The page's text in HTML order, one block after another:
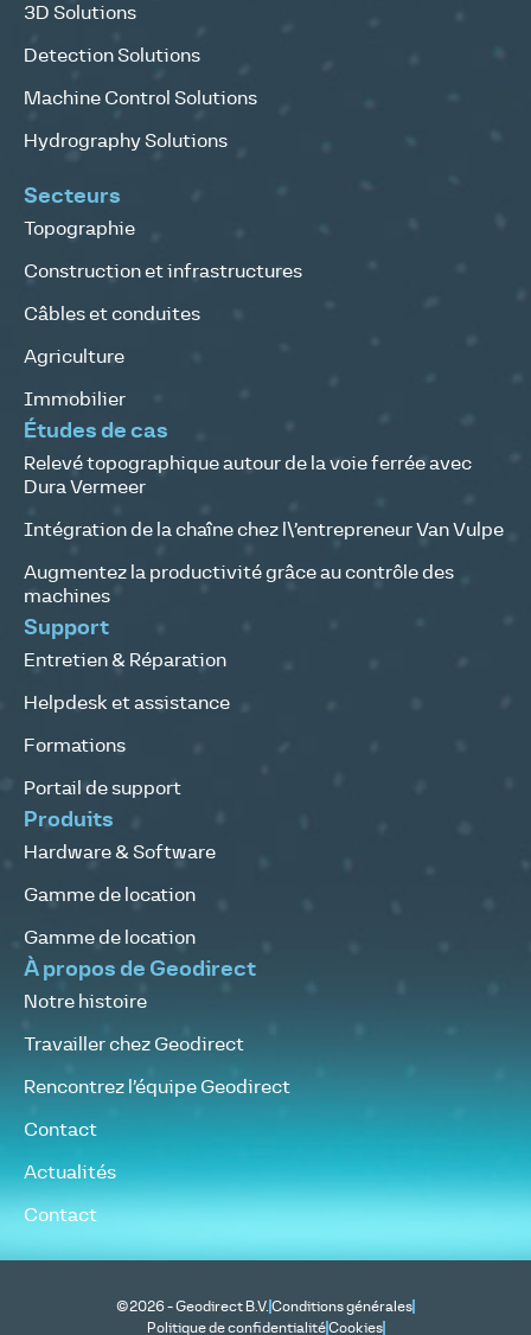
3D Solutions
Detection Solutions
Machine Control Solutions
Hydrography Solutions
Secteurs
Topographie
Construction et infrastructures
Câbles et conduites
Agriculture
Immobilier
Études de cas
Relevé topographique autour de la voie ferrée avec
Dura Vermeer
Intégration de la chaîne chez l\’entrepreneur Van Vulpe
Augmentez la productivité grâce au contrôle des
machines
Support
Entretien & Réparation
Helpdesk et assistance
Formations
Portail de support
Produits
Hardware & Software
Gamme de location
Gamme de location
À propos de Geodirect
Notre histoire
Travailler chez Geodirect
Rencontrez l’équipe Geodirect
Contact
Actualités
Contact
©2026 - Geodirect B.V. Conditions générales
Politique de confidentialité Cookies